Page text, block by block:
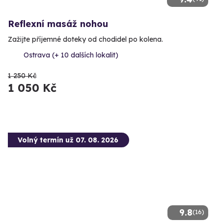
Reflexní masáž nohou
Zažijte příjemné doteky od chodidel po kolena.
Ostrava (+ 10 dalších lokalit)
1 250 Kč
1 050 Kč
9.8(16)
Volný termín už 07. 08. 2026